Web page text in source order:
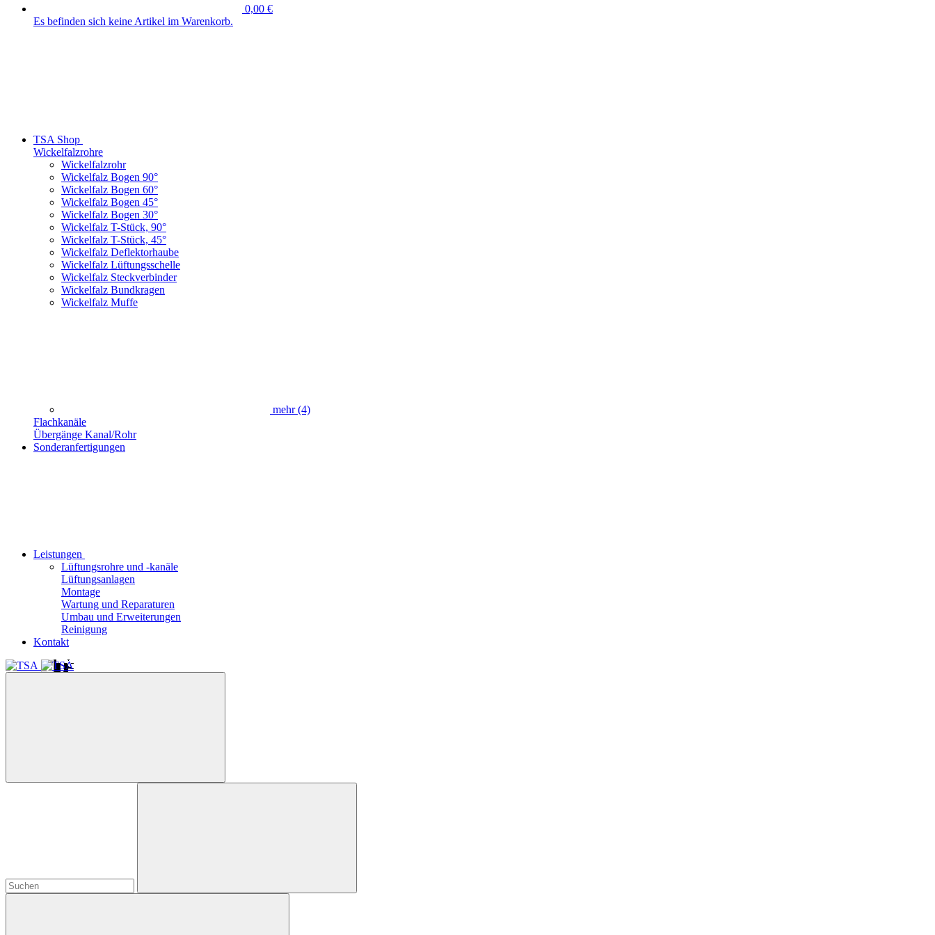
0,00 €
Es befinden sich keine Artikel im Warenkorb.
TSA Shop
Wickelfalzrohre
Wickelfalzrohr
Wickelfalz Bogen 90°
Wickelfalz Bogen 60°
Wickelfalz Bogen 45°
Wickelfalz Bogen 30°
Wickelfalz T-Stück, 90°
Wickelfalz T-Stück, 45°
Wickelfalz Deflektorhaube
Wickelfalz Lüftungsschelle
Wickelfalz Steckverbinder
Wickelfalz Bundkragen
Wickelfalz Muffe
mehr(4)
Flachkanäle
Übergänge Kanal/Rohr
Sonderanfertigungen
Leistungen
Lüftungsrohre und -kanäle
Lüftungsanlagen
Montage
Wartung und Reparaturen
Umbau und Erweiterungen
Reinigung
Kontakt